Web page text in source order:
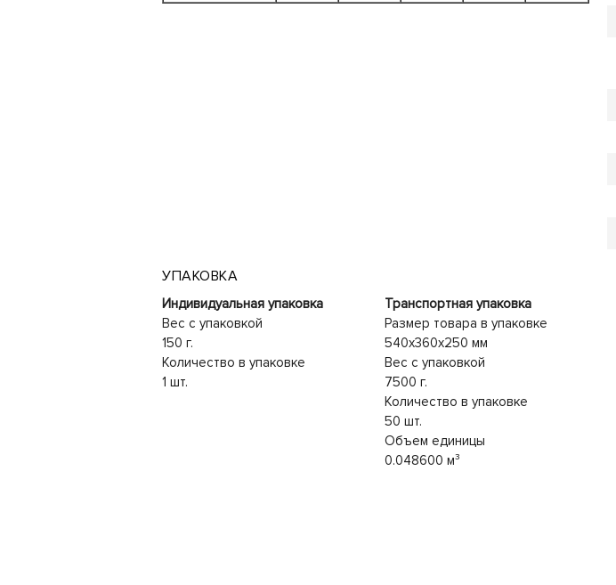
УПАКОВКА
Индивидуальная упаковка
Вес с упаковкой
150 г.
Количество в упаковке
1 шт.
Транспортная упаковка
Размер товара в упаковке
540x360x250 мм
Вес с упаковкой
7500 г.
Количество в упаковке
50 шт.
Объем единицы
0.048600 м³